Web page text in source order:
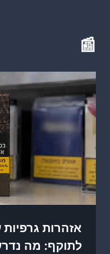
📰
אזהרות גרפיות
לתוקף: מה